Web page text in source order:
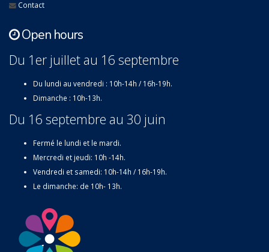
Contact
Open hours
Du 1er juillet au 16 septembre
Du lundi au vendredi : 10h-14h / 16h-19h.
Dimanche : 10h-13h.
Du 16 septembre au 30 juin
Fermé le lundi et le mardi.
Mercredi et jeudi: 10h -14h.
Vendredi et samedi: 10h-14h / 16h-19h.
Le dimanche: de 10h- 13h.